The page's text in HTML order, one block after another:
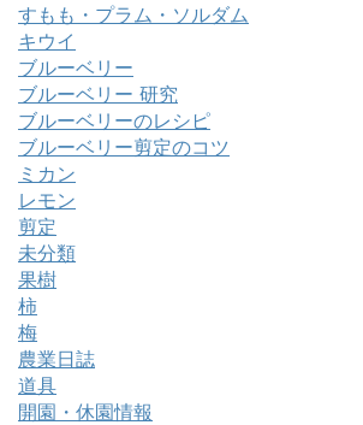
すもも・プラム・ソルダム
キウイ
ブルーベリー
ブルーベリー 研究
ブルーベリーのレシピ
ブルーベリー剪定のコツ
ミカン
レモン
剪定
未分類
果樹
柿
梅
農業日誌
道具
開園・休園情報